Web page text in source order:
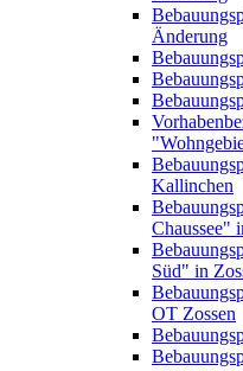
Änderung
Kallinchen
Chaussee"
Süd" in
OT Zossen